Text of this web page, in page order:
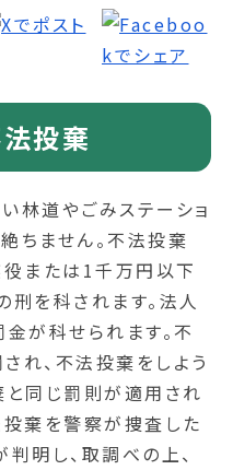
投棄
林道やごみステーショ
ちません。不法投棄
または1千万円以下
刑を科されます。法人
が科せられます。不
れ、不法投棄をしよう
と同じ罰則が適用され
投棄を警察が捜査した
明し、取調べの上、